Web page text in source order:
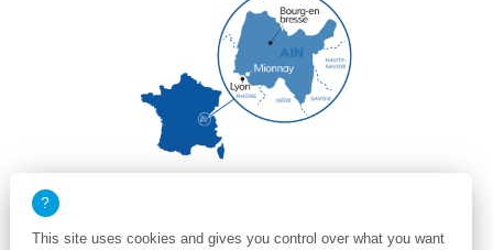
le vendredi de 8h30 à 12h et de 13h30 à 16h30
This site uses cookies and gives you control over what you want